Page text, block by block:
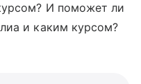
И поможет ли
и каким курсом?